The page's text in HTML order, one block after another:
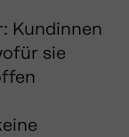
Kundinnen
sie